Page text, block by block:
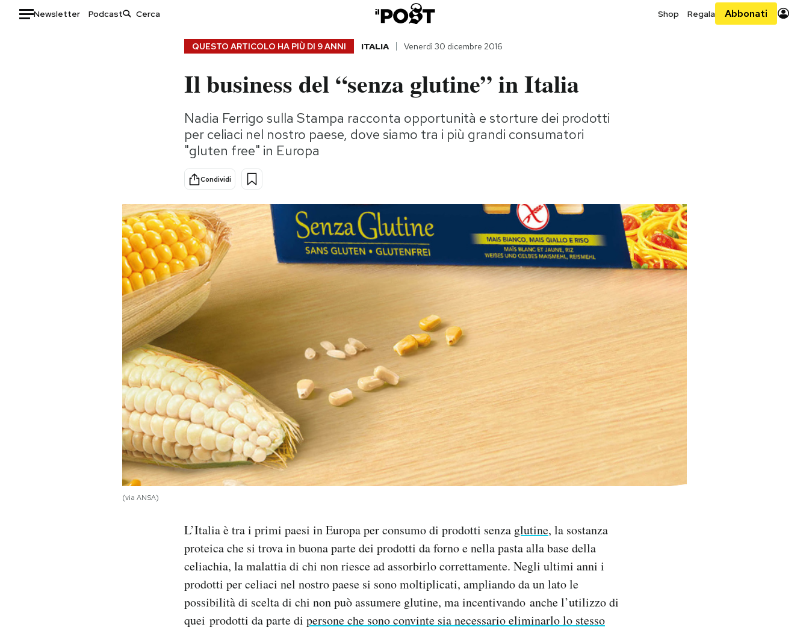
Newsletter Podcast Shop Regala Abbonati
Consumismi
Storie/Idee
Ok Boomer!
Europa
Altrecose
Mondiali calcio 2026
QUESTO ARTICOLO HA PIÙ DI 9 ANNI ITALIA Venerdì 30 dicembre 2016
Il business del “senza glutine” in Italia
Nadia Ferrigo sulla Stampa racconta opportunità e storture dei prodotti
per celiaci nel nostro paese, dove siamo tra i più grandi consumatori
"gluten free" in Europa
Condividi
(via ANSA)
L’Italia è tra i primi paesi in Europa per consumo di prodotti senza glutine, la sostanza
proteica che si trova in buona parte dei prodotti da forno e nella pasta alla base della
celiachia, la malattia di chi non riesce ad assorbirlo correttamente. Negli ultimi anni i
prodotti per celiaci nel nostro paese si sono moltiplicati, ampliando da un lato le
possibilità di scelta di chi non può assumere glutine, ma incentivando anche l’utilizzo di
quei prodotti da parte di persone che sono convinte sia necessario eliminarlo lo stesso